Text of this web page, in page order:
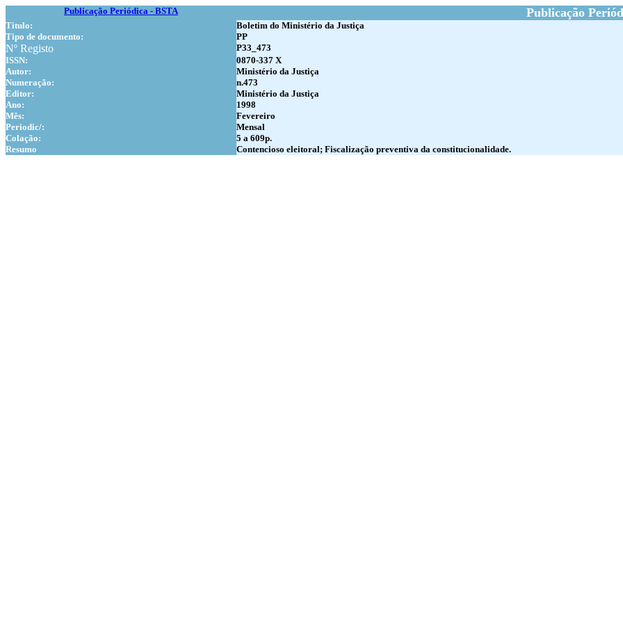
Publicação Periódica - BSTA Publicação
Titulo:
Boletim do Ministério da Justiça
Tipo de documento:
PP
Nº Registo
P33_473
ISSN:
0870-337 X
Autor:
Ministério da Justiça
Numeração:
n.473
Editor:
Ministério da Justiça
Ano:
1998
Mês:
Fevereiro
Periodic/:
Mensal
Colação:
5 a 609p.
Resumo
Contencioso eleitoral; Fiscalização preventiva da constitucionalidade.